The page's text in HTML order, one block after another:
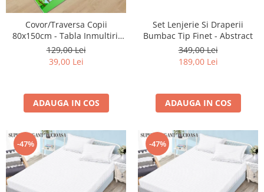
Cearceaf cu elastic 4 piese
Cearceaf normal 6 piese
Lenjerii Catifea
Cearceaf cu elastic
Bumbac Neted Nesatinat
Bumbac 100%
Lenjerii Satin Premium
Lenjerii Jacquard
Huse De Pat Tricotate 160x200cm
Huse De Pat Tricotate 180x200cm
Huse Impermeabile
Huse Impermeabile 160x200cm
Covor/Traversa Copii
80x150cm - Tabla Inmultirii
Colorata
129,00 Lei
39,00 Lei
ADAUGA IN COS
Set Lenjerie Si Draperii
Bumbac Tip Finet - Abstract
349,00 Lei
189,00 Lei
ADAUGA IN COS
-47% -47%